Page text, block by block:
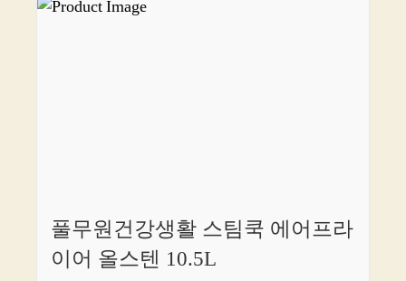
풀무원건강생활 스팀쿡 에어프라
이어 올스텐 10.5L